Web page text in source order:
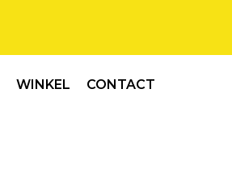
WINKEL CONTACT